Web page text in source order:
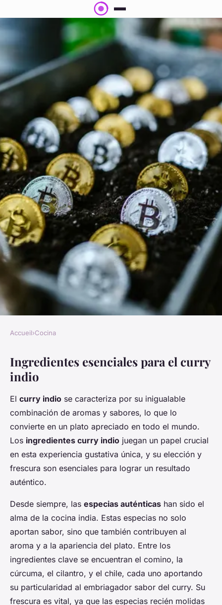
Descubre el secreto para
cocinar un curry indio
auténtico en tu hogar
Enzo • 27 mayo 2025 • 5 min de lecture
Accueil›Cocina
Ingredientes esenciales para el curry
indio
El curry indio se caracteriza por su inigualable
combinación de aromas y sabores, lo que lo
convierte en un plato apreciado en todo el mundo.
Los ingredientes curry indio juegan un papel crucial
en esta experiencia gustativa única, y su elección y
frescura son esenciales para lograr un resultado
auténtico.
Desde siempre, las especias auténticas han sido el
alma de la cocina india. Estas especias no solo
aportan sabor, sino que también contribuyen al
aroma y a la apariencia del plato. Entre los
ingredientes clave se encuentran el comino, la
cúrcuma, el cilantro, y el chile, cada uno aportando
su particularidad al embriagador sabor del curry. Su
frescura es vital, ya que las especias recién molidas